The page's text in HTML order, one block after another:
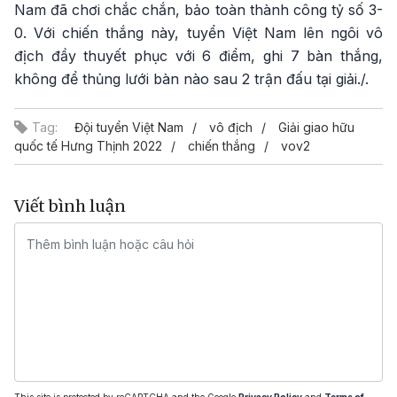
Nam đã chơi chắc chắn, bảo toàn thành công tỷ số 3-
0. Với chiến thắng này, tuyển Việt Nam lên ngôi vô
địch đầy thuyết phục với 6 điểm, ghi 7 bàn thắng,
không để thủng lưới bàn nào sau 2 trận đấu tại giải./.
Tag: Đội tuyển Việt Nam vô địch
Giải giao hữu
quốc tế Hưng Thịnh 2022
chiến thắng vov2
Viết bình luận